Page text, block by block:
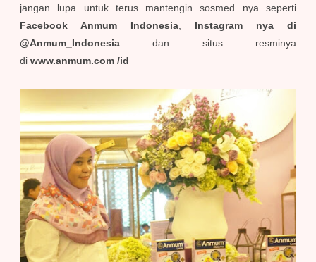
jangan lupa untuk terus mantengin sosmed nya seperti
Facebook Anmum Indonesia, Instagram nya di
@Anmum_Indonesia dan situs resminya
di www.anmum.com /id